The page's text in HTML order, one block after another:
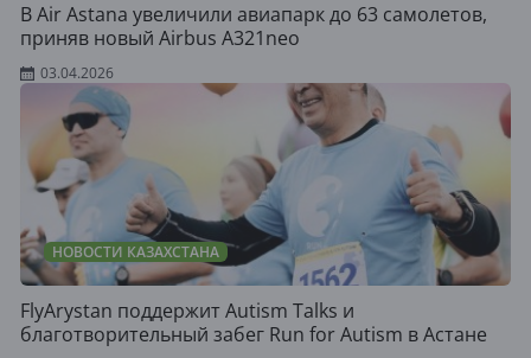
В Air Astana увеличили авиапарк до 63 самолетов,
приняв новый Airbus A321neo
03.04.2026
НОВОСТИ КАЗАХСТАНА
FlyArystan поддержит Autism Talks и
благотворительный забег Run for Autism в Астане